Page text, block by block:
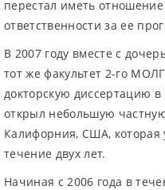
перестал иметь
ответственности за ее
В 2007 году вместе с
тот же факультет 2-го
докторскую диссертацию
открыл небольшую
Калифорния, США, которая
течение двух лет.
Начиная с 2006 года в